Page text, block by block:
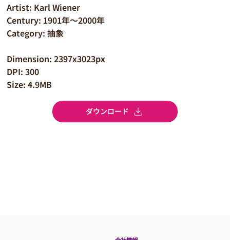
Artist: Karl Wiener
Century: 1901年～2000年
Category: 抽象
Dimension: 2397x3023px
DPI: 300
Size: 4.9MB
ダウンロード